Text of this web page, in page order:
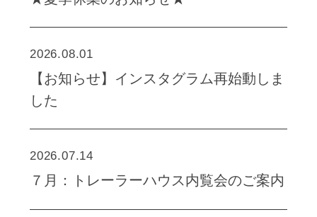
2026.08.01
【お知らせ】インスタグラム再始動しま
した
2026.07.14
７月：トレーラーハウス内覧会のご案内